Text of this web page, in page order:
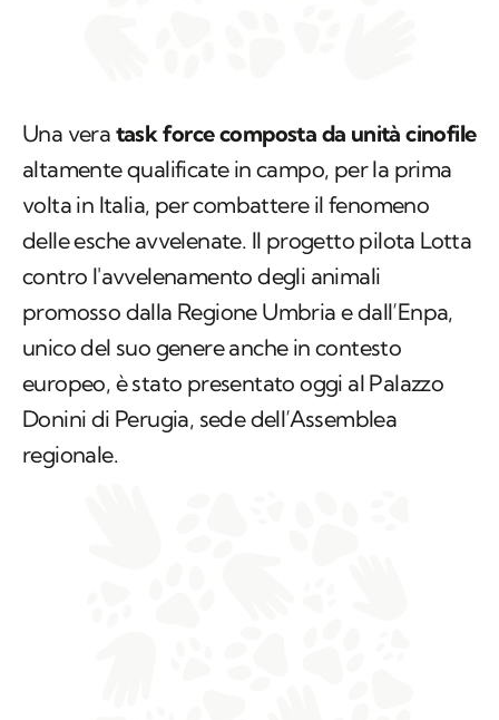
Una vera task force composta da unità cinofile
altamente qualificate in campo, per la prima
volta in Italia, per combattere il fenomeno
delle esche avvelenate. Il progetto pilota Lotta
contro l'avvelenamento degli animali
promosso dalla Regione Umbria e dall’Enpa,
unico del suo genere anche in contesto
europeo, è stato presentato oggi al Palazzo
Donini di Perugia, sede dell’Assemblea
regionale.